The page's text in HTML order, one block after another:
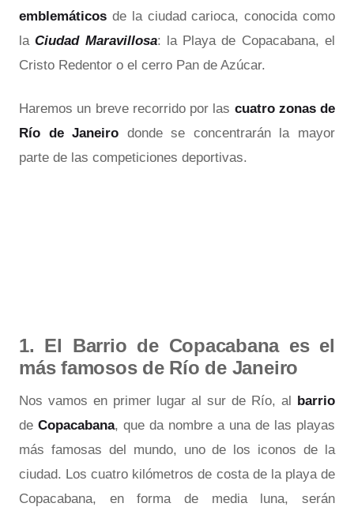
emblemáticos de la ciudad carioca, conocida como
laCiudad Maravillosa: la Playa de Copacabana, el
Cristo Redentor o el cerro Pan de Azúcar.
Haremos un breve recorrido por las cuatro zonas de
Río de Janeiro donde se concentrarán la mayor
parte de las competiciones deportivas.
1. El Barrio de Copacabana es el
más famosos de Río de Janeiro
Nos vamos en primer lugar al sur de Río, al barrio
de Copacabana, que da nombre a una de las playas
más famosas del mundo, uno de los iconos de la
ciudad. Los cuatro kilómetros de costa de la playa de
Copacabana, en forma de media luna, serán